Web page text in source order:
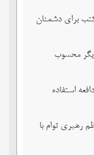
برای دشمنان
محسوب
استفاده
رهبری توام با